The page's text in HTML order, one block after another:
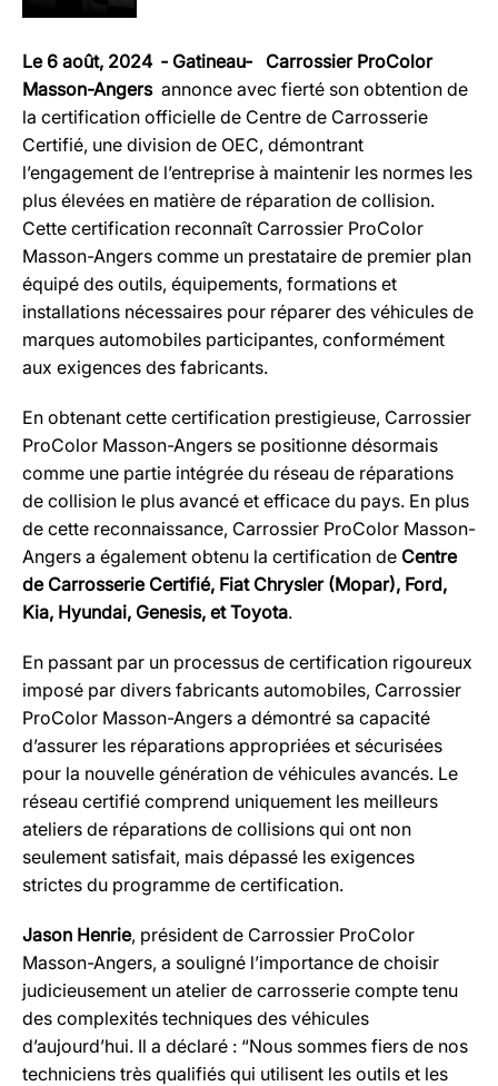
Le 6 août, 2024 ‐ Gatineau‐ Carrossier ProColor
Masson-Angers annonce avec fierté son obtention de
la certification officielle de Centre de Carrosserie
Certifié, une division de OEC, démontrant
l’engagement de l’entreprise à maintenir les normes les
plus élevées en matière de réparation de collision.
Cette certification reconnaît Carrossier ProColor
Masson-Angers comme un prestataire de premier plan
équipé des outils, équipements, formations et
installations nécessaires pour réparer des véhicules de
marques automobiles participantes, conformément
aux exigences des fabricants.
En obtenant cette certification prestigieuse, Carrossier
ProColor Masson-Angers se positionne désormais
comme une partie intégrée du réseau de réparations
de collision le plus avancé et efficace du pays. En plus
de cette reconnaissance, Carrossier ProColor Masson-
Angers a également obtenu la certification de Centre
de Carrosserie Certifié, Fiat Chrysler (Mopar), Ford,
Kia, Hyundai, Genesis, et Toyota.
En passant par un processus de certification rigoureux
imposé par divers fabricants automobiles, Carrossier
ProColor Masson-Angers a démontré sa capacité
d’assurer les réparations appropriées et sécurisées
pour la nouvelle génération de véhicules avancés. Le
réseau certifié comprend uniquement les meilleurs
ateliers de réparations de collisions qui ont non
seulement satisfait, mais dépassé les exigences
strictes du programme de certification.
Jason Henrie, président de Carrossier ProColor
Masson-Angers, a souligné l’importance de choisir
judicieusement un atelier de carrosserie compte tenu
des complexités techniques des véhicules
d’aujourd’hui. Il a déclaré : “Nous sommes fiers de nos
techniciens très qualifiés qui utilisent les outils et les